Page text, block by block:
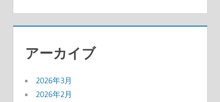
アーカイブ
2026年3月
2026年2月